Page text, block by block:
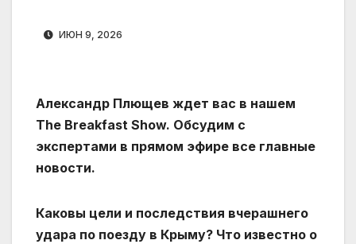
ИЮН 9, 2026
Александр Плющев ждет вас в нашем
The Breakfast Show. Обсудим с
экспертами в прямом эфире все главные
новости.
Каковы цели и последствия вчерашнего
удара по поезду в Крыму? Что известно о